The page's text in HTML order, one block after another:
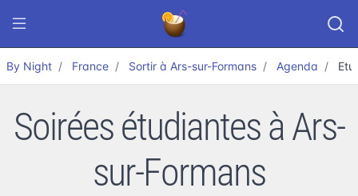
By Night France Sortir à Ars-sur-Formans Agenda
Soirées étudiantes à Ars-
sur-Formans